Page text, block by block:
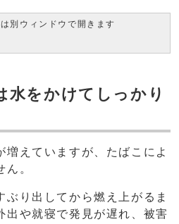
別ウィンドウで開きます
水をかけてしっかり
増えていますが、たばこによ
ん。
ぶり出してから燃え上がるま
出や就寝で発見が遅れ、被害